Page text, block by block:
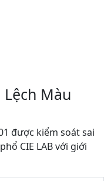
Lệch Màu
được kiểm soát sai
CIE LAB với giới